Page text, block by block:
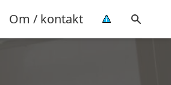
Om / kontakt